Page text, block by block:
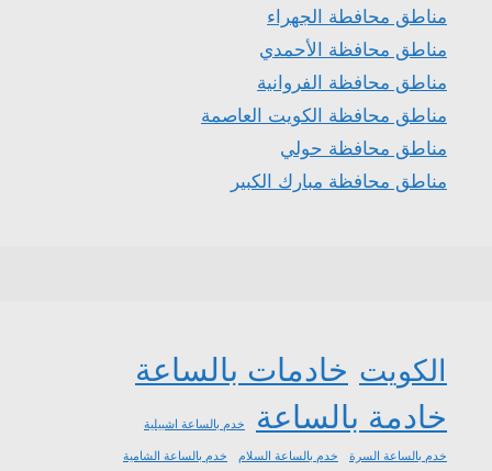
مناطق محافطة الجهراء
مناطق محافظة الأحمدي
مناطق محافظة الفروانية
مناطق محافظة الكويت العاصمة
مناطق محافظة حولي
مناطق محافظة مبارك الكبير
الكويت خادمات بالساعة
خادمة بالساعة
خدم بالساعة اشبيلية
خدم بالساعة السرة خدم بالساعة السلام
خدم بالساعة الشامية